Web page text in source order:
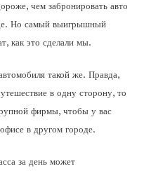
чем забронировать авто
Но самый выигрышный
как это сделали мы.
такой же. Правда,
в одну сторону, то
фирмы, чтобы у вас
в другом городе.
за день может